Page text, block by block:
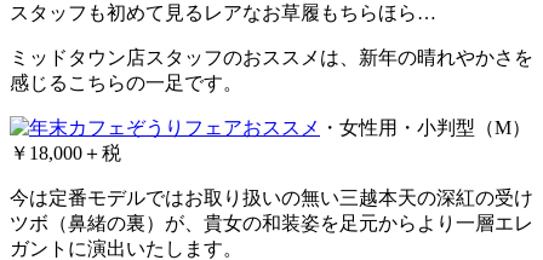
スタッフも初めて見るレアなお草履もちらほら…
ミッドタウン店スタッフのおススメは、新年の晴れやかさを
感じるこちらの一足です。
・女性用・小判型（M）
￥18,000＋税
今は定番モデルではお取り扱いの無い三越本天の深紅の受け
ツボ（鼻緒の裏）が、貴女の和装姿を足元からより一層エレ
ガントに演出いたします。